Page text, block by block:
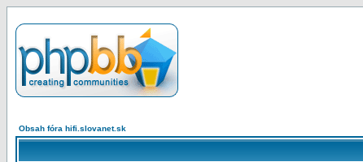
Obsah fóra hifi.slovanet.sk